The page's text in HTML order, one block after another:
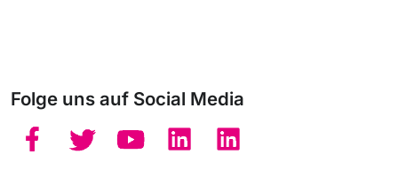
Folge uns auf Social Media